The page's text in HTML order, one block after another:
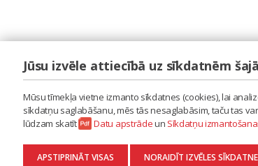
LAIPA
ES RADU MŪZIKU
AKTUALITĀTES
KONTAKTI
SĪKDATŅU IZMANTOŠANAS
DATU APSTRĀDE
Jūsu izvēle attiecībā uz sīkdatnēm
Mūsu tīmekļa vietne izmanto sīkdatnes (cookies), lai
sīkdatņu saglabāšanu, mēs tās nesaglabāsim, taču tas
lūdzam skatīt
Datu apstrādeun Sīkdatņu
APSTIPRINĀT VISAS NORAIDĪT IZVĒLES